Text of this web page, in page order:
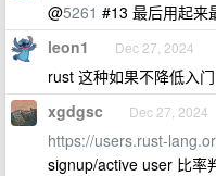
@5261 #13 最后用起来
leon1 Dec 27, 2024
rust 这种如果不降低入
xgdgsc Dec 27, 2024
https://users.rust-
signup/active user 比率